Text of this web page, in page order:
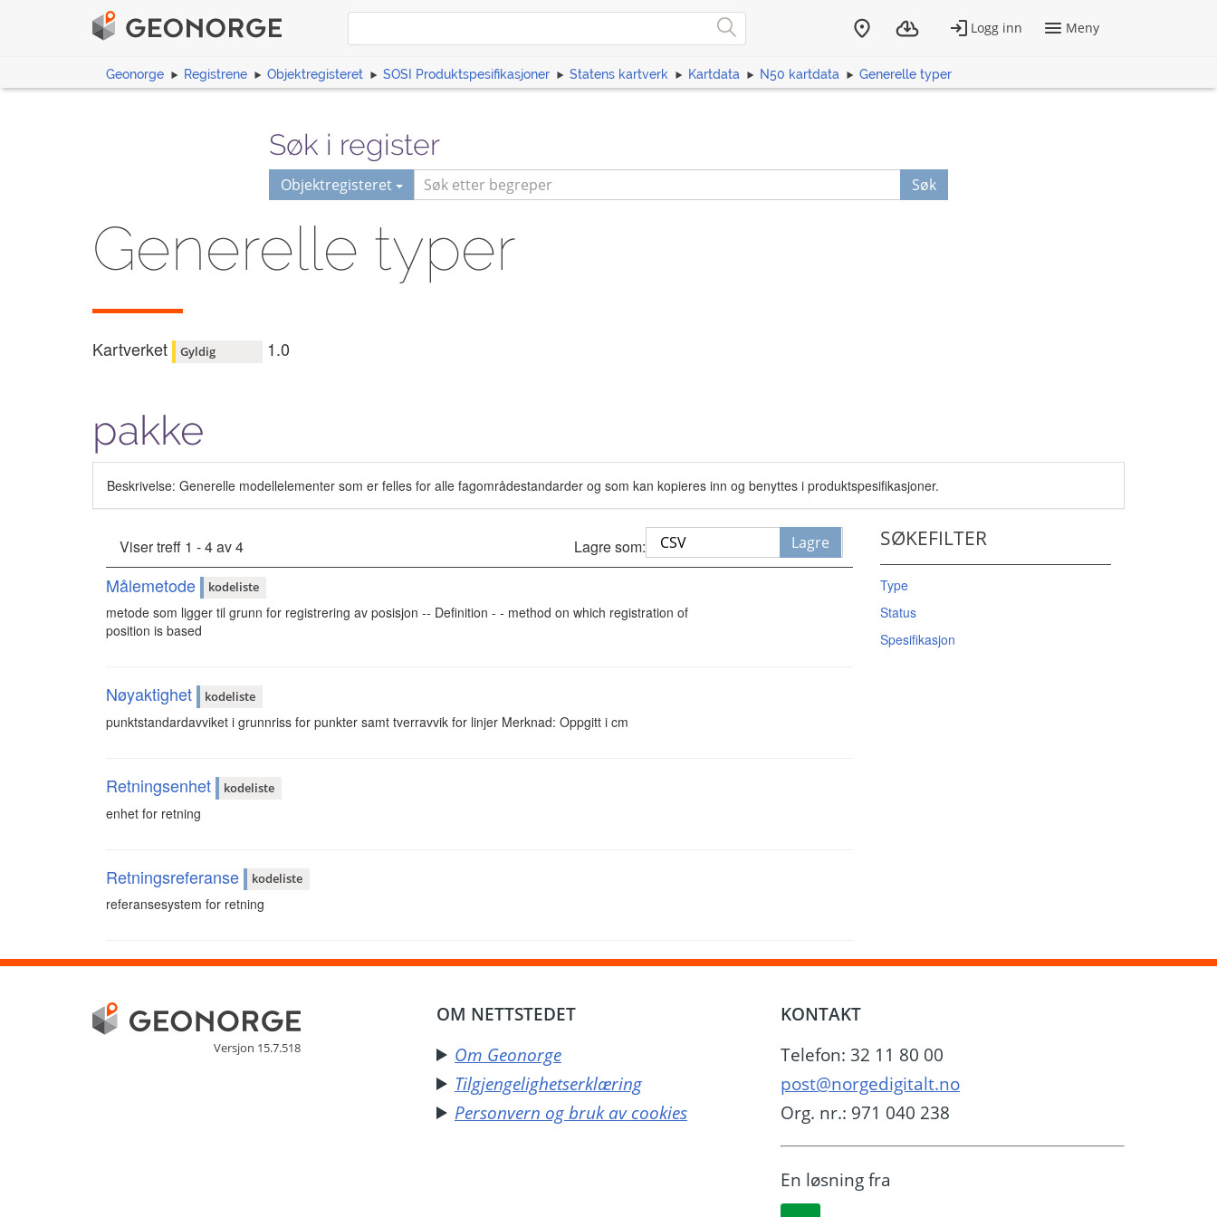
Geonorge Registrene Objektregisteret SOSI Produktspesifikasjoner Statens kartverk Kartdata N50 kartdata Generelle typer
Søk i register
Objektregisteret Søk
Generelle typer
Kartverket Gyldig 1.0
pakke
Beskrivelse: Generelle modellelementer som er felles for alle fagområdestandarder og som kan kopieres inn og benyttes i produktspesifikasjoner.
Viser treff 1 - 4 av 4 Lagre som: Lagre
Målemetode kodeliste
metode som ligger til grunn for registrering av posisjon -- Definition - - method on which registration of
position is based
Nøyaktighet kodeliste
punktstandardavviket i grunnriss for punkter samt tverravvik for linjer Merknad: Oppgitt i cm
Retningsenhet kodeliste
enhet for retning
Retningsreferanse kodeliste
referansesystem for retning
SØKEFILTER
Type
Status
Spesifikasjon